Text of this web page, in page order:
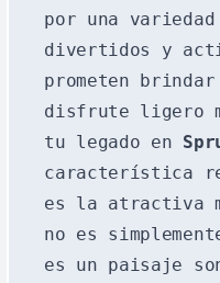
por una
divertidos y
prometen
disfrute ligero
tu legado en
característica
es la atractiva
no es
es un paisaje